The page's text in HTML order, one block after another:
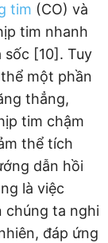
tim (CO) và
tim nhanh
sốc [10]. Tuy
một phần
thẳng,
tim chậm
thể tích
dẫn hồi
là việc
chúng ta nghi
đáp ứng